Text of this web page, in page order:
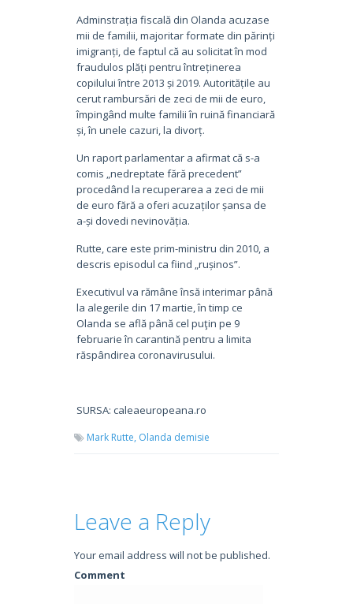
Adminstrația fiscală din Olanda acuzase
mii de familii, majoritar formate din părinți
imigranți, de faptul că au solicitat în mod
fraudulos plăți pentru întreținerea
copilului între 2013 și 2019. Autoritățile au
cerut rambursări de zeci de mii de euro,
împingând multe familii în ruină financiară
și, în unele cazuri, la divorț.
Un raport parlamentar a afirmat că s-a
comis „nedreptate fără precedent”
procedând la recuperarea a zeci de mii
de euro fără a oferi acuzaților șansa de
a-și dovedi nevinovăția.
Rutte, care este prim-ministru din 2010, a
descris episodul ca fiind „rușinos”.
Executivul va rămâne însă interimar până
la alegerile din 17 martie, în timp ce
Olanda se află până cel puţin pe 9
februarie în carantină pentru a limita
răspândirea coronavirusului.
SURSA: caleaeuropeana.ro
Mark Rutte, Olanda demisie
Leave a Reply
Your email address will not be published.
Comment